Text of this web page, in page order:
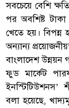
সবচেয়ে বেশি
পর অবশিষ্ট
খেতে হয়। বিপন্ন
অন্যান্য
বাংলাদেশ উন্নয়ন
ফুড মার্কেট
ইনস্টিটিউশনস’
বলা হয়েছে,